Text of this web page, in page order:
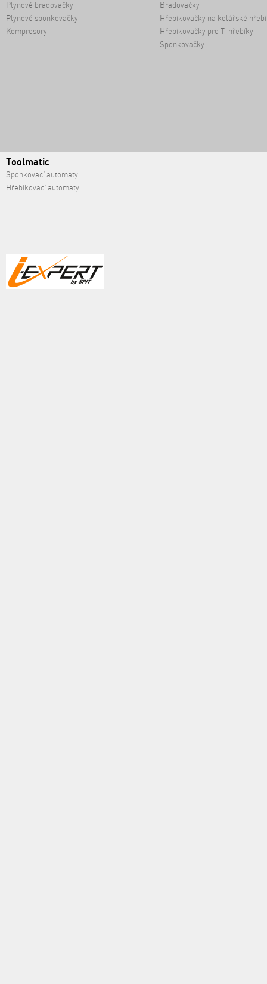
Plynové bradovačky
Plynové sponkovačky
Kompresory
Bradovačky
Hřebíkovačky na kolářské
Hřebíkovačky pro T-hřebíky
Sponkovačky
Toolmatic
Sponkovací automaty
Hřebíkovací automaty